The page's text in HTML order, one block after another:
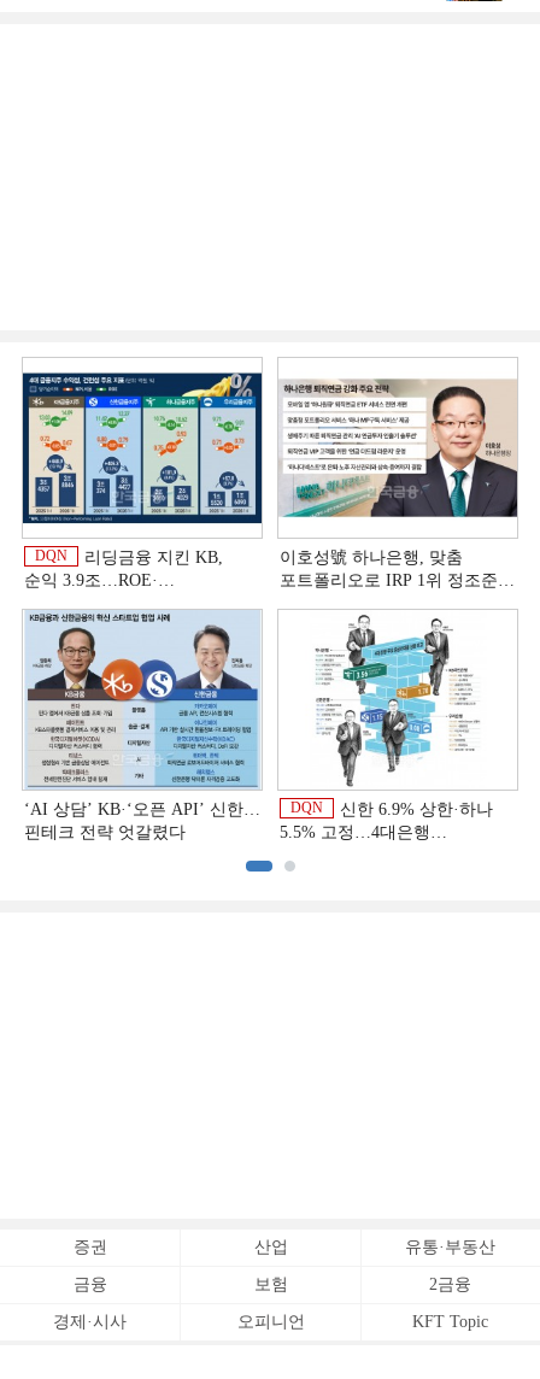
DQN
리딩금융 지킨 KB,
순익 3.9조…ROE·
상반기 금융 리그테이블]
이호성號 하나은행, 맞춤
포트폴리오로 IRP 1위 정조준
‘AI 상담’ KB·‘오픈 API’ 신한…
핀테크 전략 엇갈렸다
DQN
신한 6.9% 상한·하나
5.5% 고정…4대은행
증권 산업 유통·부동산
금융 보험 2금융
경제·시사 오피니언 KFT Topic